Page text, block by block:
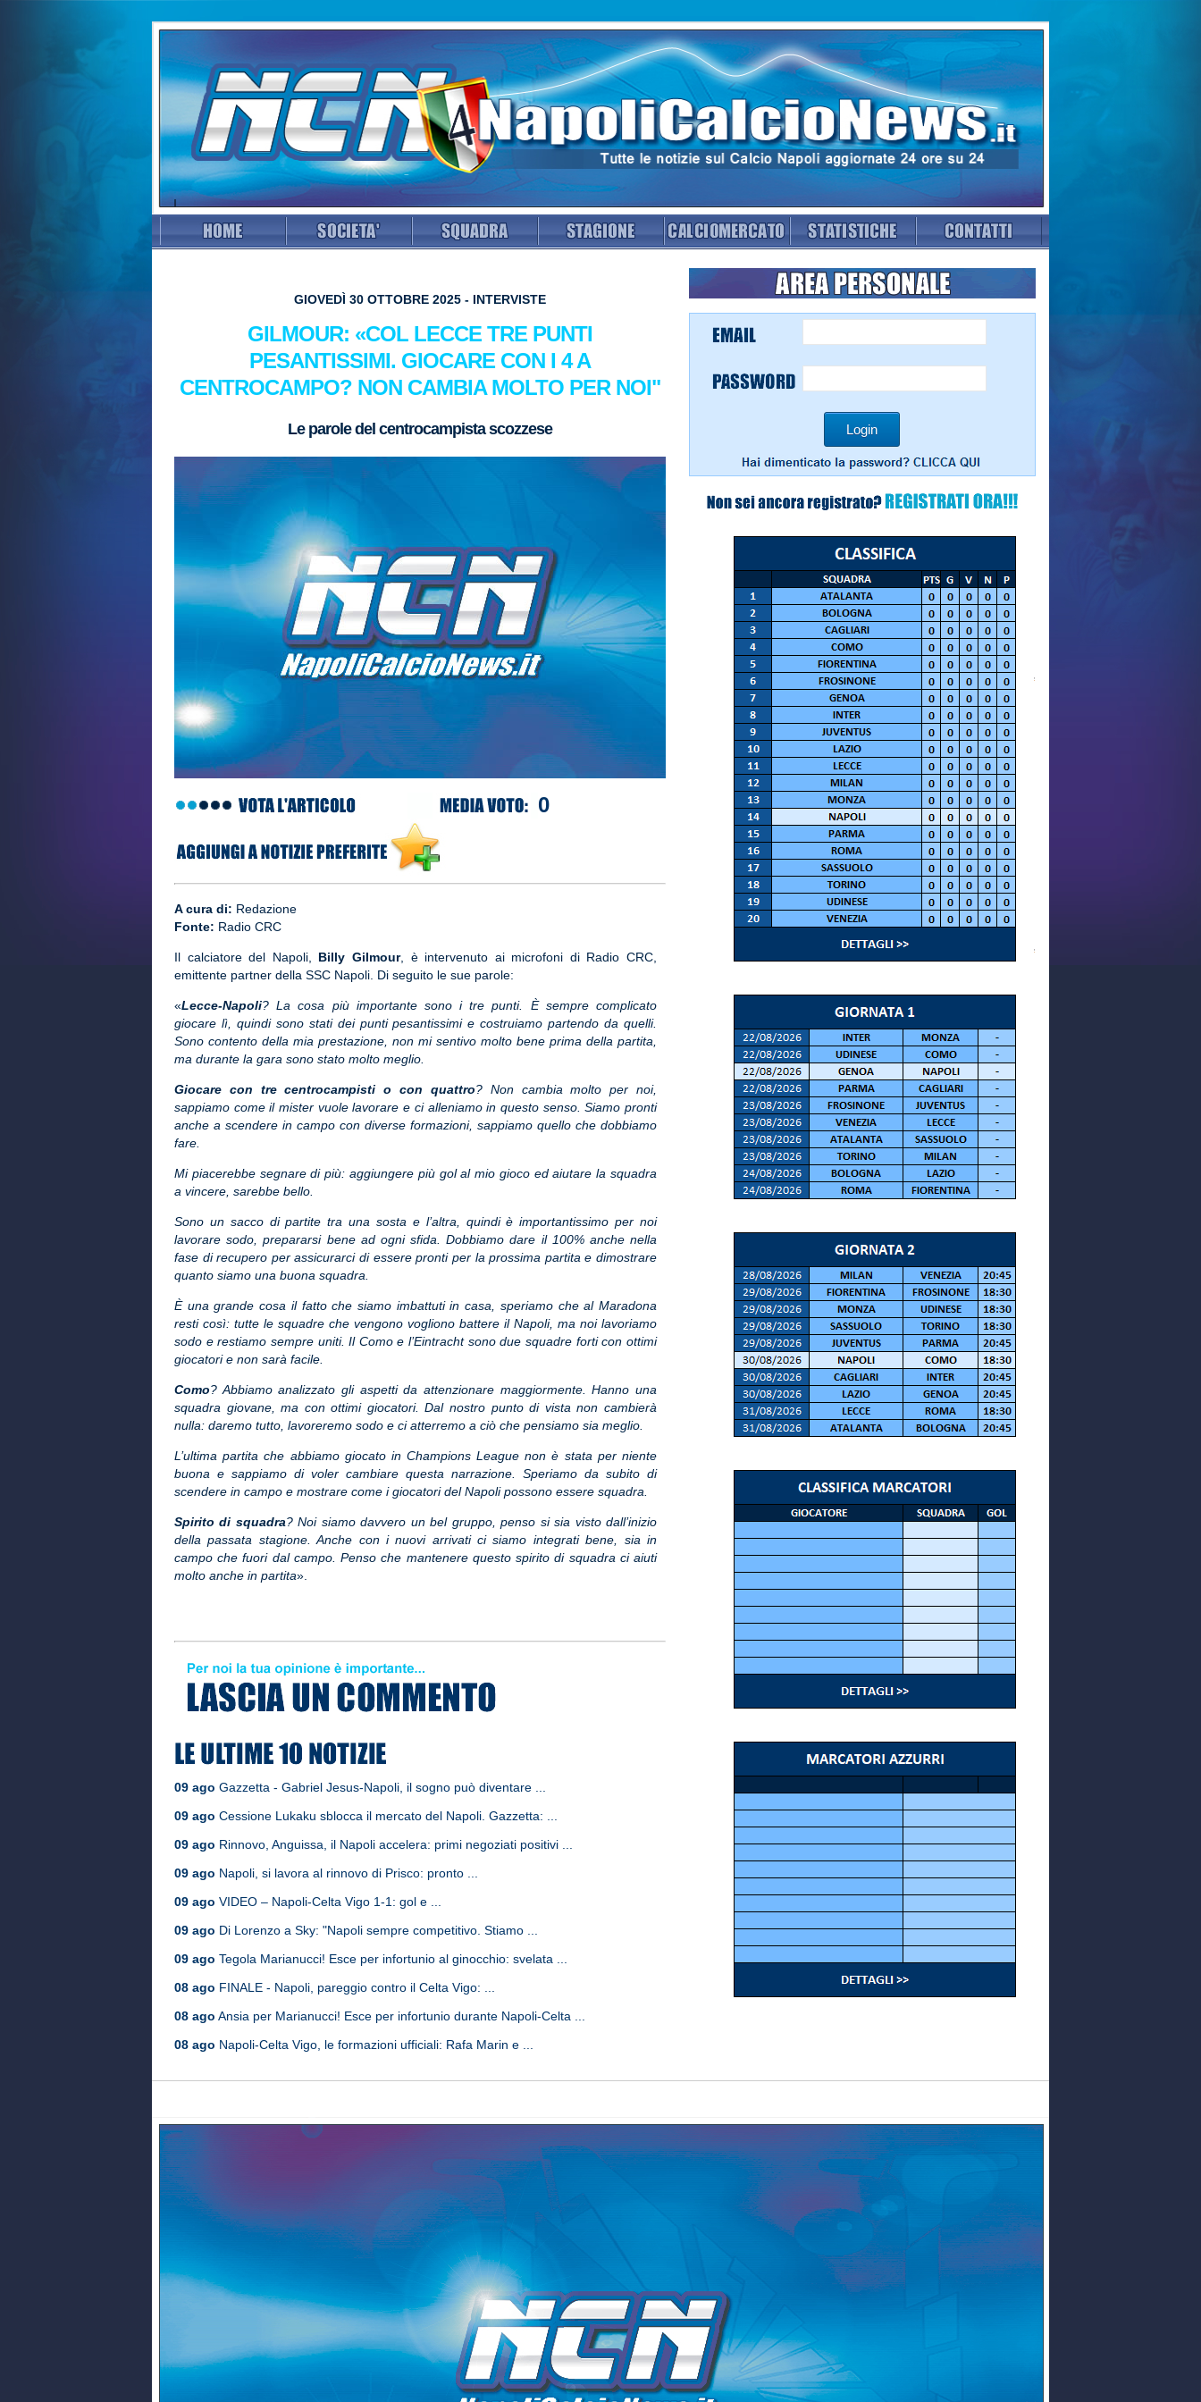
GIOVEDÌ 30 OTTOBRE 2025 - INTERVISTE
GILMOUR: «COL LECCE TRE PUNTI
PESANTISSIMI. GIOCARE CON I 4 A
CENTROCAMPO? NON CAMBIA MOLTO PER NOI"
Le parole del centrocampista scozzese
0
A cura di: Redazione
Fonte: Radio CRC
Il calciatore del Napoli, Billy Gilmour, è intervenuto ai microfoni di Radio CRC,
emittente partner della SSC Napoli. Di seguito le sue parole:
«Lecce-Napoli? La cosa più importante sono i tre punti. È sempre complicato
giocare lì, quindi sono stati dei punti pesantissimi e costruiamo partendo da quelli.
Sono contento della mia prestazione, non mi sentivo molto bene prima della partita,
ma durante la gara sono stato molto meglio.
Giocare con tre centrocampisti o con quattro? Non cambia molto per noi,
sappiamo come il mister vuole lavorare e ci alleniamo in questo senso. Siamo pronti
anche a scendere in campo con diverse formazioni, sappiamo quello che dobbiamo
fare.
Mi piacerebbe segnare di più: aggiungere più gol al mio gioco ed aiutare la squadra
a vincere, sarebbe bello.
Sono un sacco di partite tra una sosta e l’altra, quindi è importantissimo per noi
lavorare sodo, prepararsi bene ad ogni sfida. Dobbiamo dare il 100% anche nella
fase di recupero per assicurarci di essere pronti per la prossima partita e dimostrare
quanto siamo una buona squadra.
È una grande cosa il fatto che siamo imbattuti in casa, speriamo che al Maradona
resti così: tutte le squadre che vengono vogliono battere il Napoli, ma noi lavoriamo
sodo e restiamo sempre uniti. Il Como e l’Eintracht sono due squadre forti con ottimi
giocatori e non sarà facile.
Como? Abbiamo analizzato gli aspetti da attenzionare maggiormente. Hanno una
squadra giovane, ma con ottimi giocatori. Dal nostro punto di vista non cambierà
nulla: daremo tutto, lavoreremo sodo e ci atterremo a ciò che pensiamo sia meglio.
L’ultima partita che abbiamo giocato in Champions League non è stata per niente
buona e sappiamo di voler cambiare questa narrazione. Speriamo da subito di
scendere in campo e mostrare come i giocatori del Napoli possono essere squadra.
Spirito di squadra? Noi siamo davvero un bel gruppo, penso si sia visto dall’inizio
della passata stagione. Anche con i nuovi arrivati ci siamo integrati bene, sia in
campo che fuori dal campo. Penso che mantenere questo spirito di squadra ci aiuti
molto anche in partita».
09 ago Gazzetta - Gabriel Jesus-Napoli, il sogno può diventare ...
09 ago Cessione Lukaku sblocca il mercato del Napoli. Gazzetta: ...
09 ago Rinnovo, Anguissa, il Napoli accelera: primi negoziati positivi ...
09 ago Napoli, si lavora al rinnovo di Prisco: pronto ...
09 ago VIDEO – Napoli-Celta Vigo 1-1: gol e ...
09 ago Di Lorenzo a Sky: "Napoli sempre competitivo. Stiamo ...
09 ago Tegola Marianucci! Esce per infortunio al ginocchio: svelata ...
08 ago FINALE - Napoli, pareggio contro il Celta Vigo: ...
08 ago Ansia per Marianucci! Esce per infortunio durante Napoli-Celta ...
08 ago Napoli-Celta Vigo, le formazioni ufficiali: Rafa Marin e ...